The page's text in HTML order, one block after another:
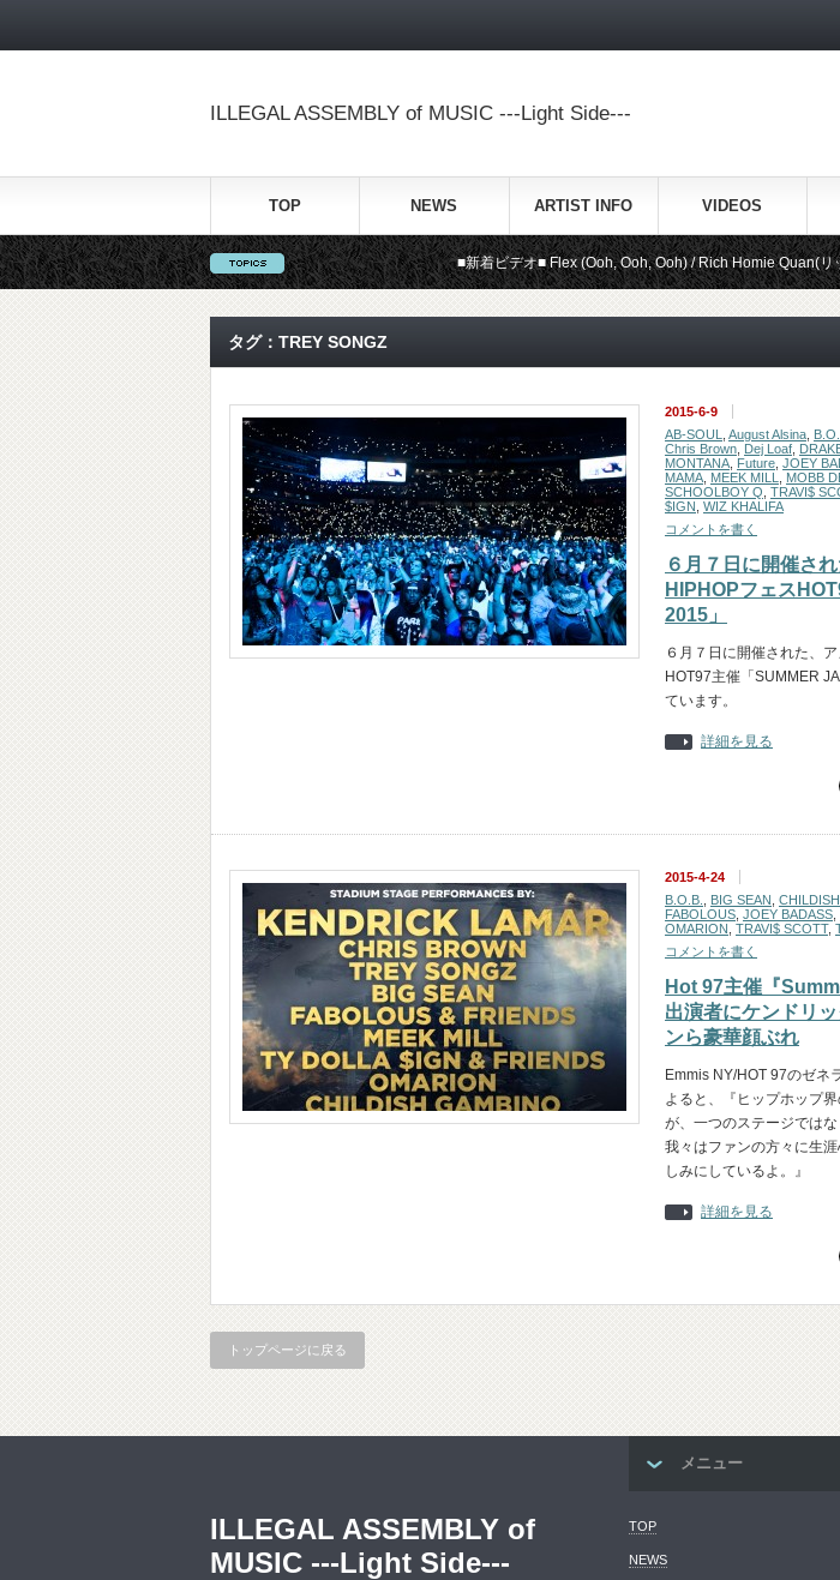
ILLEGAL ASSEMBLY of MUSIC ---Light Side---
TOP NEWS ARTIST INFO VIDEOS
■新着ビデオ■ Flex (Ooh, Ooh, Ooh) / Rich Homie Quan(リッチ・ホーミ
タグ：TREY SONGZ
2015-6-9
AB-SOUL
August Alsina
Chris Brown Dej Loaf
MONTANA Future JOEY
MAMA MEEK MILL MOBB
SCHOOLBOY Q TRAVI$
$IGN WIZ KHALIFA
コメントを書く
６月７日に開催さ
HIPHOPフェス
2015」
６月７日に開催された、
HOT97主催「SUMMER
ています。
詳細を見る
2015-4-24
B.O.B.
BIG SEAN
FABOLOUS JOEY BADASS
OMARION TRAVI$ SCOTT,
コメントを書く
Hot 97主催『
出演者にケンドリ
ンら豪華顔ぶれ
Emmis NY/HOT 97のゼネ
よると、『ヒップホップ
が、一つのステージでは
我々はファンの方々に生
しみにしているよ。』
詳細を見る
トップページに戻る
メニュー
TOP
NEWS
ILLEGAL ASSEMBLY of
MUSIC ---Light Side---